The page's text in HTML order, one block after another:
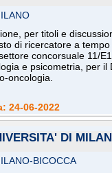
per titoli e
di ricercatore a
concorsuale 11/
e psicometria, per il
oncologia.
24-06-2022
DI
BICOCCA